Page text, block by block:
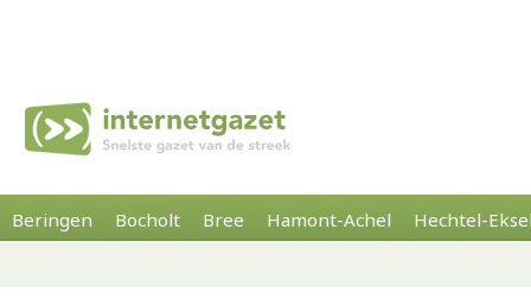
Beringen Bocholt Bree Hamont-Achel Hechtel-